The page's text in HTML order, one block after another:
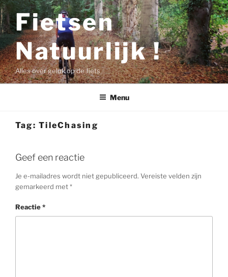
Ga
naar
de
inhoud
Fietsen
Natuurlijk !
Alles over geluk op de fiets
Menu
Tag:TileChasing
Geef een reactie
Je e-mailadres wordt niet gepubliceerd. Vereiste velden zijn
gemarkeerd met*
Reactie*